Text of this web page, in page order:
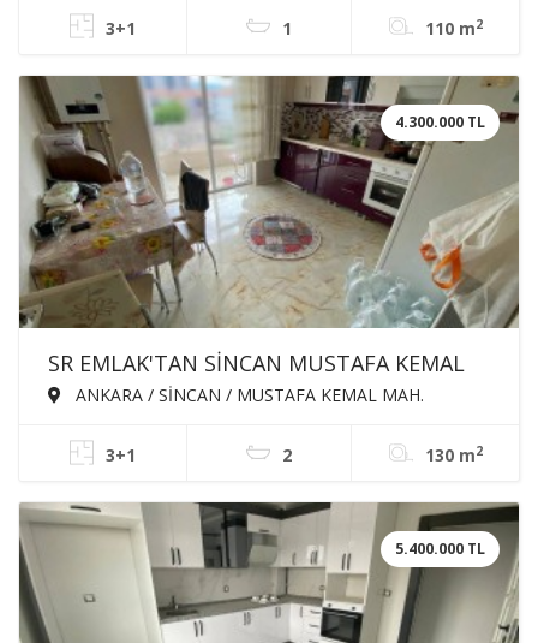
3+1 1 110 m2
4.300.000 TL
SR EMLAK'TAN SİNCAN MUSTAFA KEMAL
MAH'DE 3+1 130m² ÖN CEPHE EBEVEYN
ANKARA / SİNCAN / MUSTAFA KEMAL MAH.
3+1 2 130 m2
5.400.000 TL